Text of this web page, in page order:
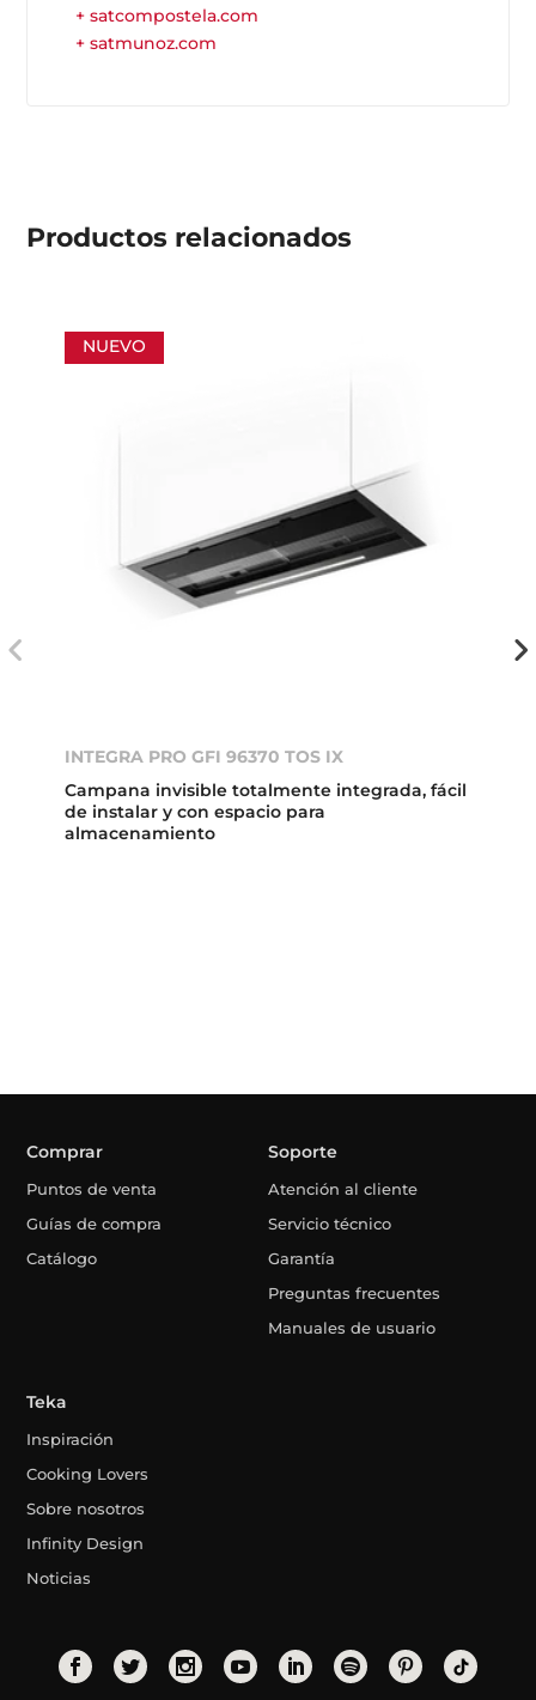
+ satcompostela.com
+ satmunoz.com
Productos relacionados
NUEVO
INTEGRA PRO GFI 96370 TOS IX
Campana invisible totalmente integrada, fácil
de instalar y con espacio para
almacenamiento
Comprar
Puntos de venta
Guías de compra
Catálogo
Soporte
Atención al cliente
Servicio técnico
Garantía
Preguntas frecuentes
Manuales de usuario
Teka
Inspiración
Cooking Lovers
Sobre nosotros
Infinity Design
Noticias